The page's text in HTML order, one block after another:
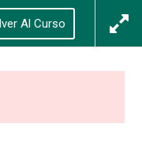
Registrarse
Al Curso